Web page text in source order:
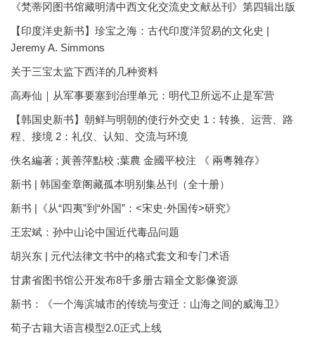
《梵蒂冈图书馆藏明清中西文化交流史文献丛刊》第四辑出版
【印度洋史新书】珍宝之海：古代印度洋贸易的文化史 |
Jeremy A. Simmons
关于三宝太监下西洋的几种资料
高寿仙｜从军事要塞到治理单元：明代卫所远不止是军营
【韩国史新书】朝鲜与明朝的使行外交史 1：转换、运营、路
程、接境 2：礼仪、认知、交流与环境
佚名編著 ; 黃善萍點校 ;葉農 金國平校注 《 兩粵雜存》
新书 | 韩国奎章阁藏孤本明别集丛刊（全十册）
新书 |《从“四夷”到“外国”：<宋史·外国传>研究》
王宏斌：孙中山论中国近代毒品问题
胡兴东 | 元代法律文书中的格式套文和专门术语
甘肃省图书馆公开发布8千多册古籍全文影像资源
新书：《一个海滨城市的传统与变迁：山海之间的威海卫》
荀子古籍大语言模型2.0正式上线